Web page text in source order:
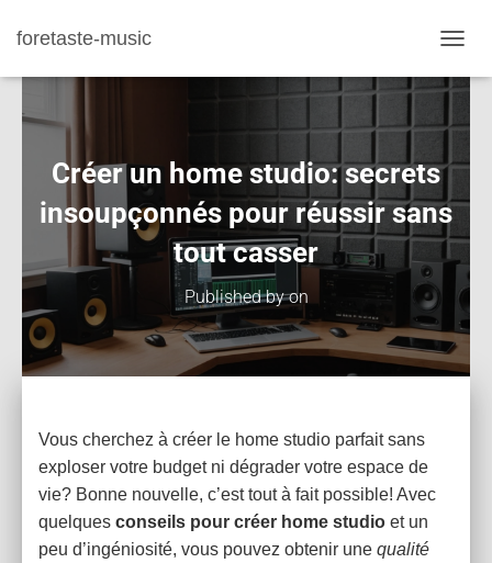
foretaste-music
Créer un home studio: secrets
insoupçonnés pour réussir sans
tout casser
Published byon
Vous cherchez à créer le home studio parfait sans
exploser votre budget ni dégrader votre espace de
vie? Bonne nouvelle, c’est tout à fait possible! Avec
quelques conseils pour créer home studio et un
peu d’ingéniosité, vous pouvez obtenir une qualité